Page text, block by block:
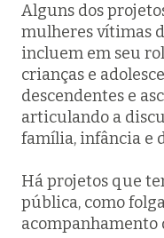
Alguns dos
mulheres vítimas
incluem em seu
crianças e
descendentes e
articulando a
família, infância e
Há projetos que
pública, como
acompanhamento